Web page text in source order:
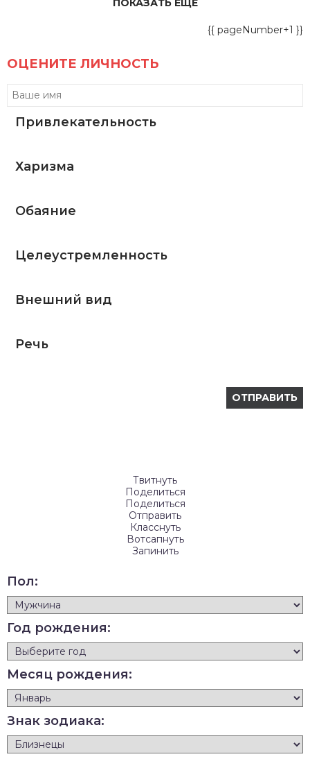
ПОКАЗАТЬ ЕЩЕ
{{ pageNumber+1 }}
ОЦЕНИТЕ ЛИЧНОСТЬ
Привлекательность
Харизма
Обаяние
Целеустремленность
Внешний вид
Речь
Твитнуть
Поделиться
Поделиться
Отправить
Класснуть
Вотсапнуть
Запинить
Пол:
Год рождения:
Месяц рождения:
Знак зодиака: